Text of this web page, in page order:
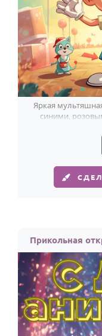
Яркая
синими,
Прикольная